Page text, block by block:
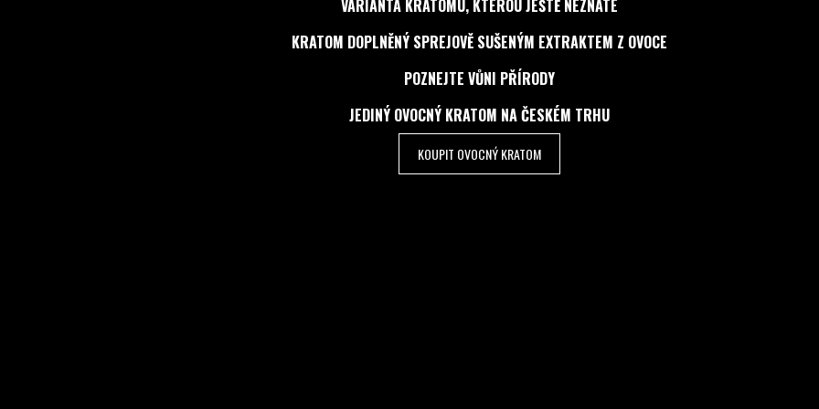
VARIANTA KRATOMU, KTEROU JEŠTĚ NEZNÁTE
KRATOM DOPLNĚNÝ SPREJOVĚ SUŠENÝM EXTRAKTEM Z OVOCE
POZNEJTE VŮNI PŘÍRODY
JEDINÝ OVOCNÝ KRATOM NA ČESKÉM TRHU
KOUPIT OVOCNÝ KRATOM